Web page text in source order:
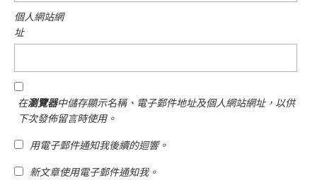
個人網站網
址
在瀏覽器中儲存顯示名稱、電子郵件地址及個人網站網址，以供
下次發佈留言時使用。
用電子郵件通知我後續的迴響。
新文章使用電子郵件通知我。